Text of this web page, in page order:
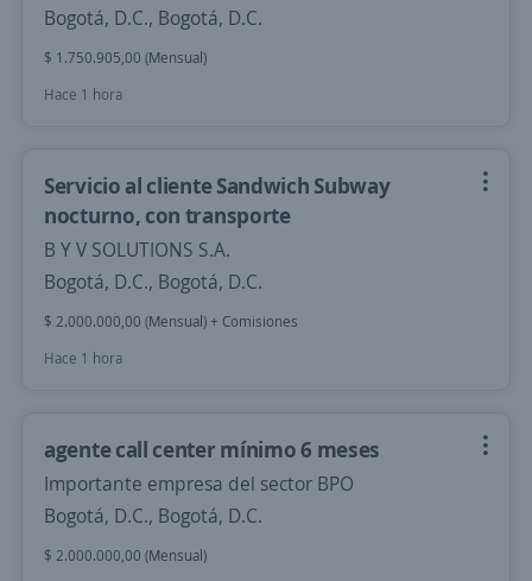
Bogotá, D.C., Bogotá, D.C.
$ 1.750.905,00 (Mensual)
Hace 1 hora
Servicio al cliente Sandwich Subway
nocturno, con transporte
B Y V SOLUTIONS S.A.
Bogotá, D.C., Bogotá, D.C.
$ 2.000.000,00 (Mensual) + Comisiones
Hace 1 hora
agente call center mínimo 6 meses
Importante empresa del sector BPO
Bogotá, D.C., Bogotá, D.C.
$ 2.000.000,00 (Mensual)